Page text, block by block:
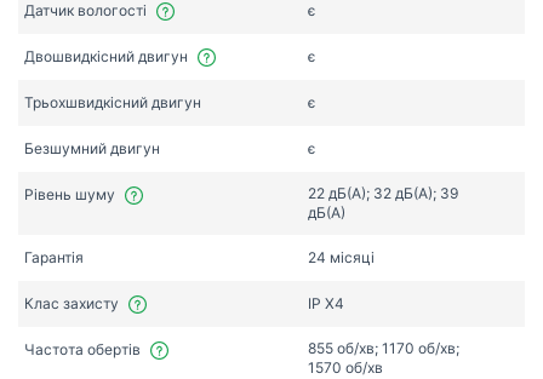
Датчик вологості є
Двошвидкісний двигун є
Трьохшвидкісний двигун є
Безшумний двигун є
Рівень шуму
22 дБ(А); 32 дБ(А); 39
дБ(А)
Гарантія 24 місяці
Клас захисту IP X4
Частота обертів
855 об/хв; 1170 об/хв;
1570 об/хв